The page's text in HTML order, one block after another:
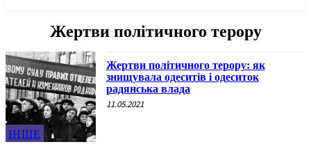
Жертви політичного терору
ІНШЕ
Жертви політичного терору: як
знищувала одеситів і одеситок
радянська влада
11.05.2021